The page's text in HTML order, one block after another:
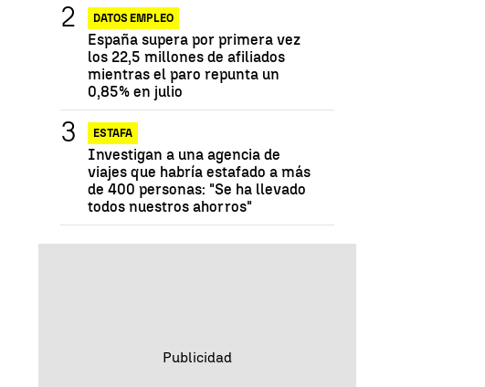
DATOS EMPLEO
España supera por primera vez
los 22,5 millones de afiliados
mientras el paro repunta un
0,85% en julio
ESTAFA
Investigan a una agencia de
viajes que habría estafado a más
de 400 personas: "Se ha llevado
todos nuestros ahorros"